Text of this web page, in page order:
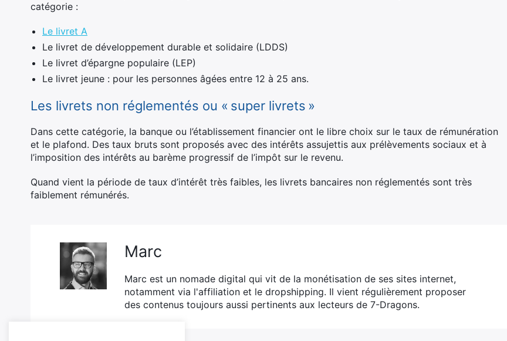
catégorie :
Le livret A
Le livret de développement durable et solidaire (LDDS)
Le livret d’épargne populaire (LEP)
Le livret jeune : pour les personnes âgées entre 12 à 25 ans.
Les livrets non réglementés ou « super livrets »
Dans cette catégorie, la banque ou l’établissement financier ont le libre choix sur le taux de rémunération
et le plafond. Des taux bruts sont proposés avec des intérêts assujettis aux prélèvements sociaux et à
l’imposition des intérêts au barème progressif de l’impôt sur le revenu.
Quand vient la période de taux d’intérêt très faibles, les livrets bancaires non réglementés sont très
faiblement rémunérés.
Marc
Marc est un nomade digital qui vit de la monétisation de ses sites internet,
notamment via l'affiliation et le dropshipping. Il vient régulièrement proposer
des contenus toujours aussi pertinents aux lecteurs de 7-Dragons.